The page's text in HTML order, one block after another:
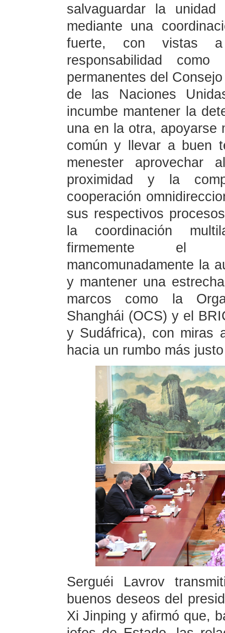
salvaguardar la
mediante una
fuerte, con vistas
responsabilidad
permanentes del
de las Naciones
incumbe mantener la
una en la otra, apoyarse
común y llevar a buen
menester
proximidad y la
cooperación
sus respectivos
la coordinación
firmemente el
mancomunadamente la
y mantener una
marcos como la
Shanghái (OCS) y el
y Sudáfrica), con miras
hacia un rumbo más
Serguéi Lavrov
buenos deseos del
Xi Jinping y afirmó que,